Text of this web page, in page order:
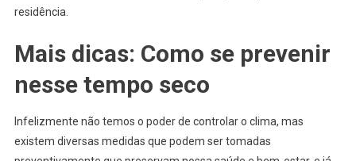
residência.
Mais dicas: Como se prevenir
nesse tempo seco
Infelizmente não temos o poder de controlar o clima, mas
existem diversas medidas que podem ser tomadas